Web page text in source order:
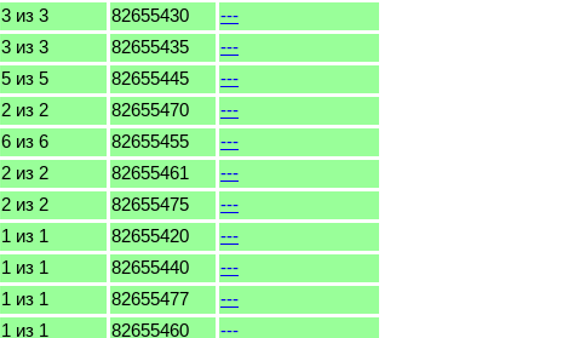
3 из 3 82655430
---
3 из 3 82655435
---
5 из 5 82655445
---
2 из 2 82655470
---
6 из 6 82655455
---
2 из 2 82655461
---
2 из 2 82655475
---
1 из 1 82655420
---
1 из 1 82655440
---
1 из 1 82655477
---
1 из 1 82655460 ---